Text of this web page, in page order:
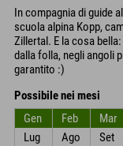
In compagnia di guide
scuola alpina Kopp,
Zillertal. E la cosa
dalla folla, negli angoli
garantito :)
Possibile nei mesi
Gen
Feb Mar
Lug
Ago Set